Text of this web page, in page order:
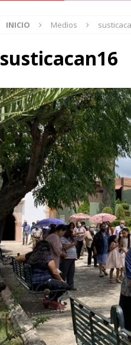
KAZAJISTÁN
[ 22 noviembre,
[ 9 octubre,
[ 27
[ 3 agosto,
[ 15 marzo,
INICIO Medios
susticacan16